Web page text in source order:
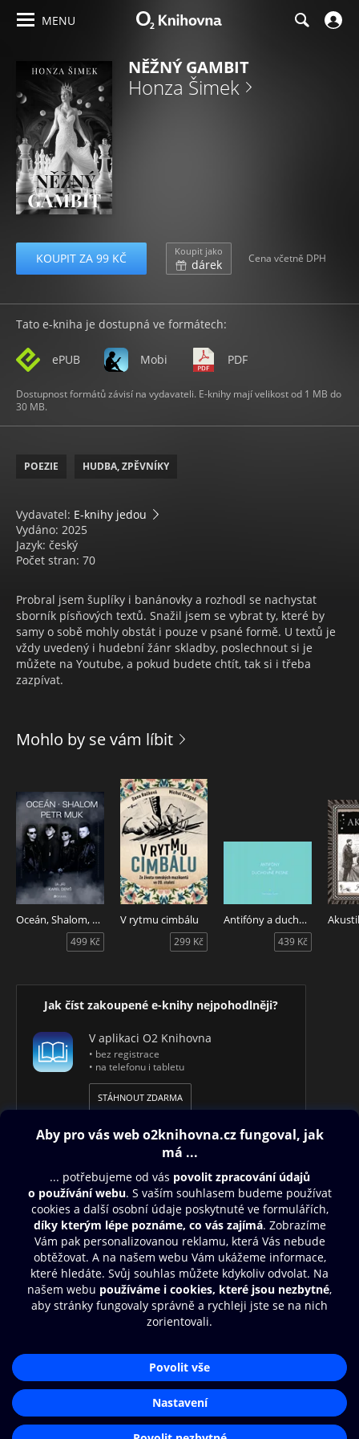
MENU
NĚŽNÝ GAMBIT
Honza Šimek
KOUPIT ZA 99 KČ Koupit jako
dárek Cena včetně DPH
Tato e-kniha je dostupná ve formátech:
ePUB Mobi PDF
Dostupnost formátů závisí na vydavateli. E-knihy mají velikost od 1 MB do
30 MB.
POEZIE HUDBA, ZPĚVNÍKY
Vydavatel: E-knihy jedou
Vydáno: 2025
Jazyk: český
Počet stran: 70
Probral jsem šuplíky i banánovky a rozhodl se nachystat
sborník písňových textů. Snažil jsem se vybrat ty, které by
samy o sobě mohly obstát i pouze v psané formě. U textů je
vždy uvedený i hudební žánr skladby, poslechnout si je
můžete na Youtube, a pokud budete chtít, tak si i třeba
zazpívat.
Mohlo by se vám líbit
Oceán, Shalom, Petr Muk (a já)
499 Kč
V rytmu cimbálu
299 Kč
Antifóny a duchovné piesne
439 Kč
Jak číst zakoupené e-knihy nejpohodlněji?
V aplikaci O2 Knihovna
• bez registrace
• na telefonu i tabletu
STÁHNOUT ZDARMA
Obsah ke stažení
Moje O2 Knihovna
Další zábava
Nákupní řád
Přístupnost
Zásady zpracování osobních údajů
Cookies
Aplikace O2 Knihovna
Čti a poslouchej své e-knihy a
audioknihy rychleji a pohodlněji.